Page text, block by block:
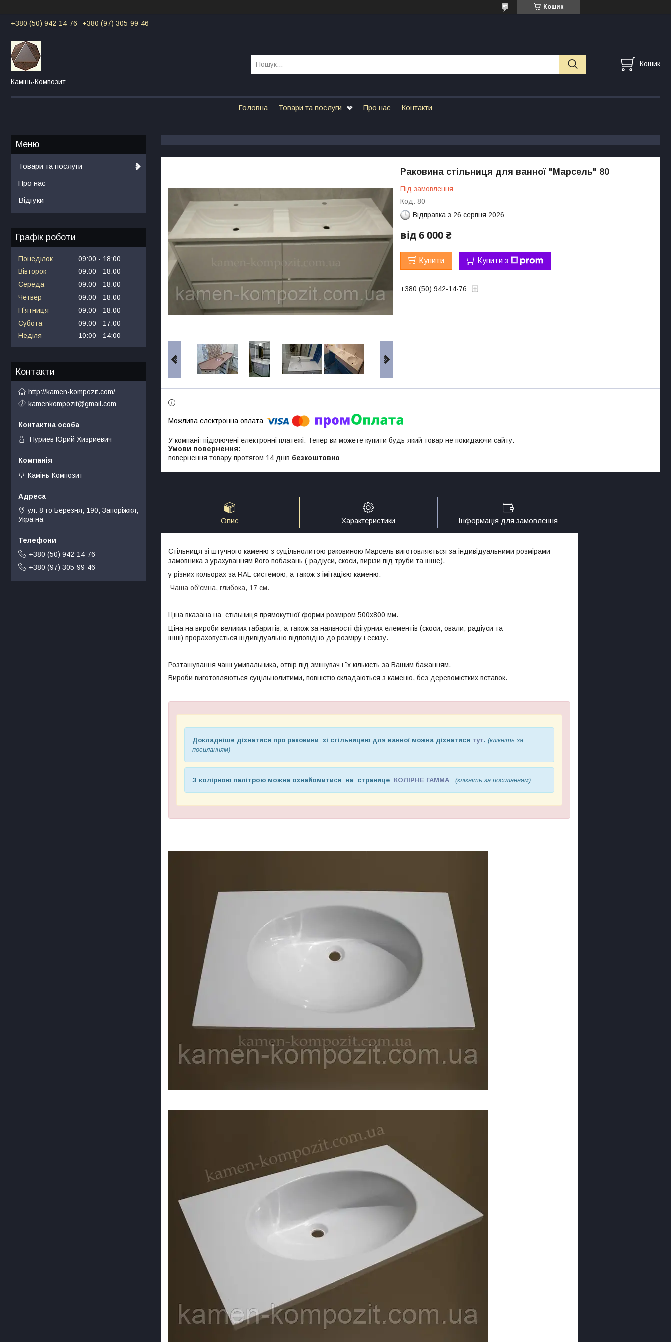
Кошик
+380 (50) 942-14-76 +380 (97) 305-99-46
Камінь-Композит
Кошик
Головна Товари та послуги Про нас Контакти
Раковина стільниця для ванної "Марсель" 80
Під замовлення
Код: 80
Відправка з 26 серпня 2026
від6 000 ₴
Купити Купити з
+380 (50) 942-14-76
У компанії підключені електронні платежі. Тепер ви можете купити будь-який товар не покидаючи сайту.
повернення товару протягом 14 днів безкоштовно
Опис Характеристики Інформація для замовлення
Стільниця зі штучного каменю з суцільнолитою раковиною Марсель виготовляється за індивідуальними розмірами
замовника з урахуванням його побажань ( радіуси, скоси, вирізи під труби та інше).
у різних кольорах за RAL-системою, а також з імітацією каменю.
Чаша об'ємна, глибока, 17 см.
Ціна вказана на стільниця прямокутної форми розміром 500х800 мм.
Ціна на вироби великих габаритів, а також за наявності фігурних елементів (скоси, овали, радіуси та
інші) прораховується індивідуально відповідно до розміру і ескізу.
Розташування чаші умивальника, отвір під змішувач і їх кількість за Вашим бажанням.
Вироби виготовляються суцільнолитими, повністю складаються з каменю, без деревомістких вставок.
Докладніше дізнатися про раковини зі стільницею для ванної можна дізнатися тут. (клікніть за
посиланням)
З колірною палітрою можна ознайомитися на странице КОЛІРНЕ ГАММА (клікніть за посиланням)
Товари та послуги
Про нас
Відгуки
Графік роботи
Понеділок 09:00
18:00
Вівторок
09:00
18:00
Середа
09:00
18:00
Четвер
09:00
18:00
Пʼятниця
09:00
18:00
Субота
09:00
17:00
Неділя
10:00 14:00
Контакти
http://kamen-kompozit.com/
kamenkompozit@gmail.com
Нуриев Юрий Хизриевич
Камінь-Композит
ул. 8-го Березня, 190, Запоріжжя,
Україна
+380 (50) 942-14-76
+380 (97) 305-99-46